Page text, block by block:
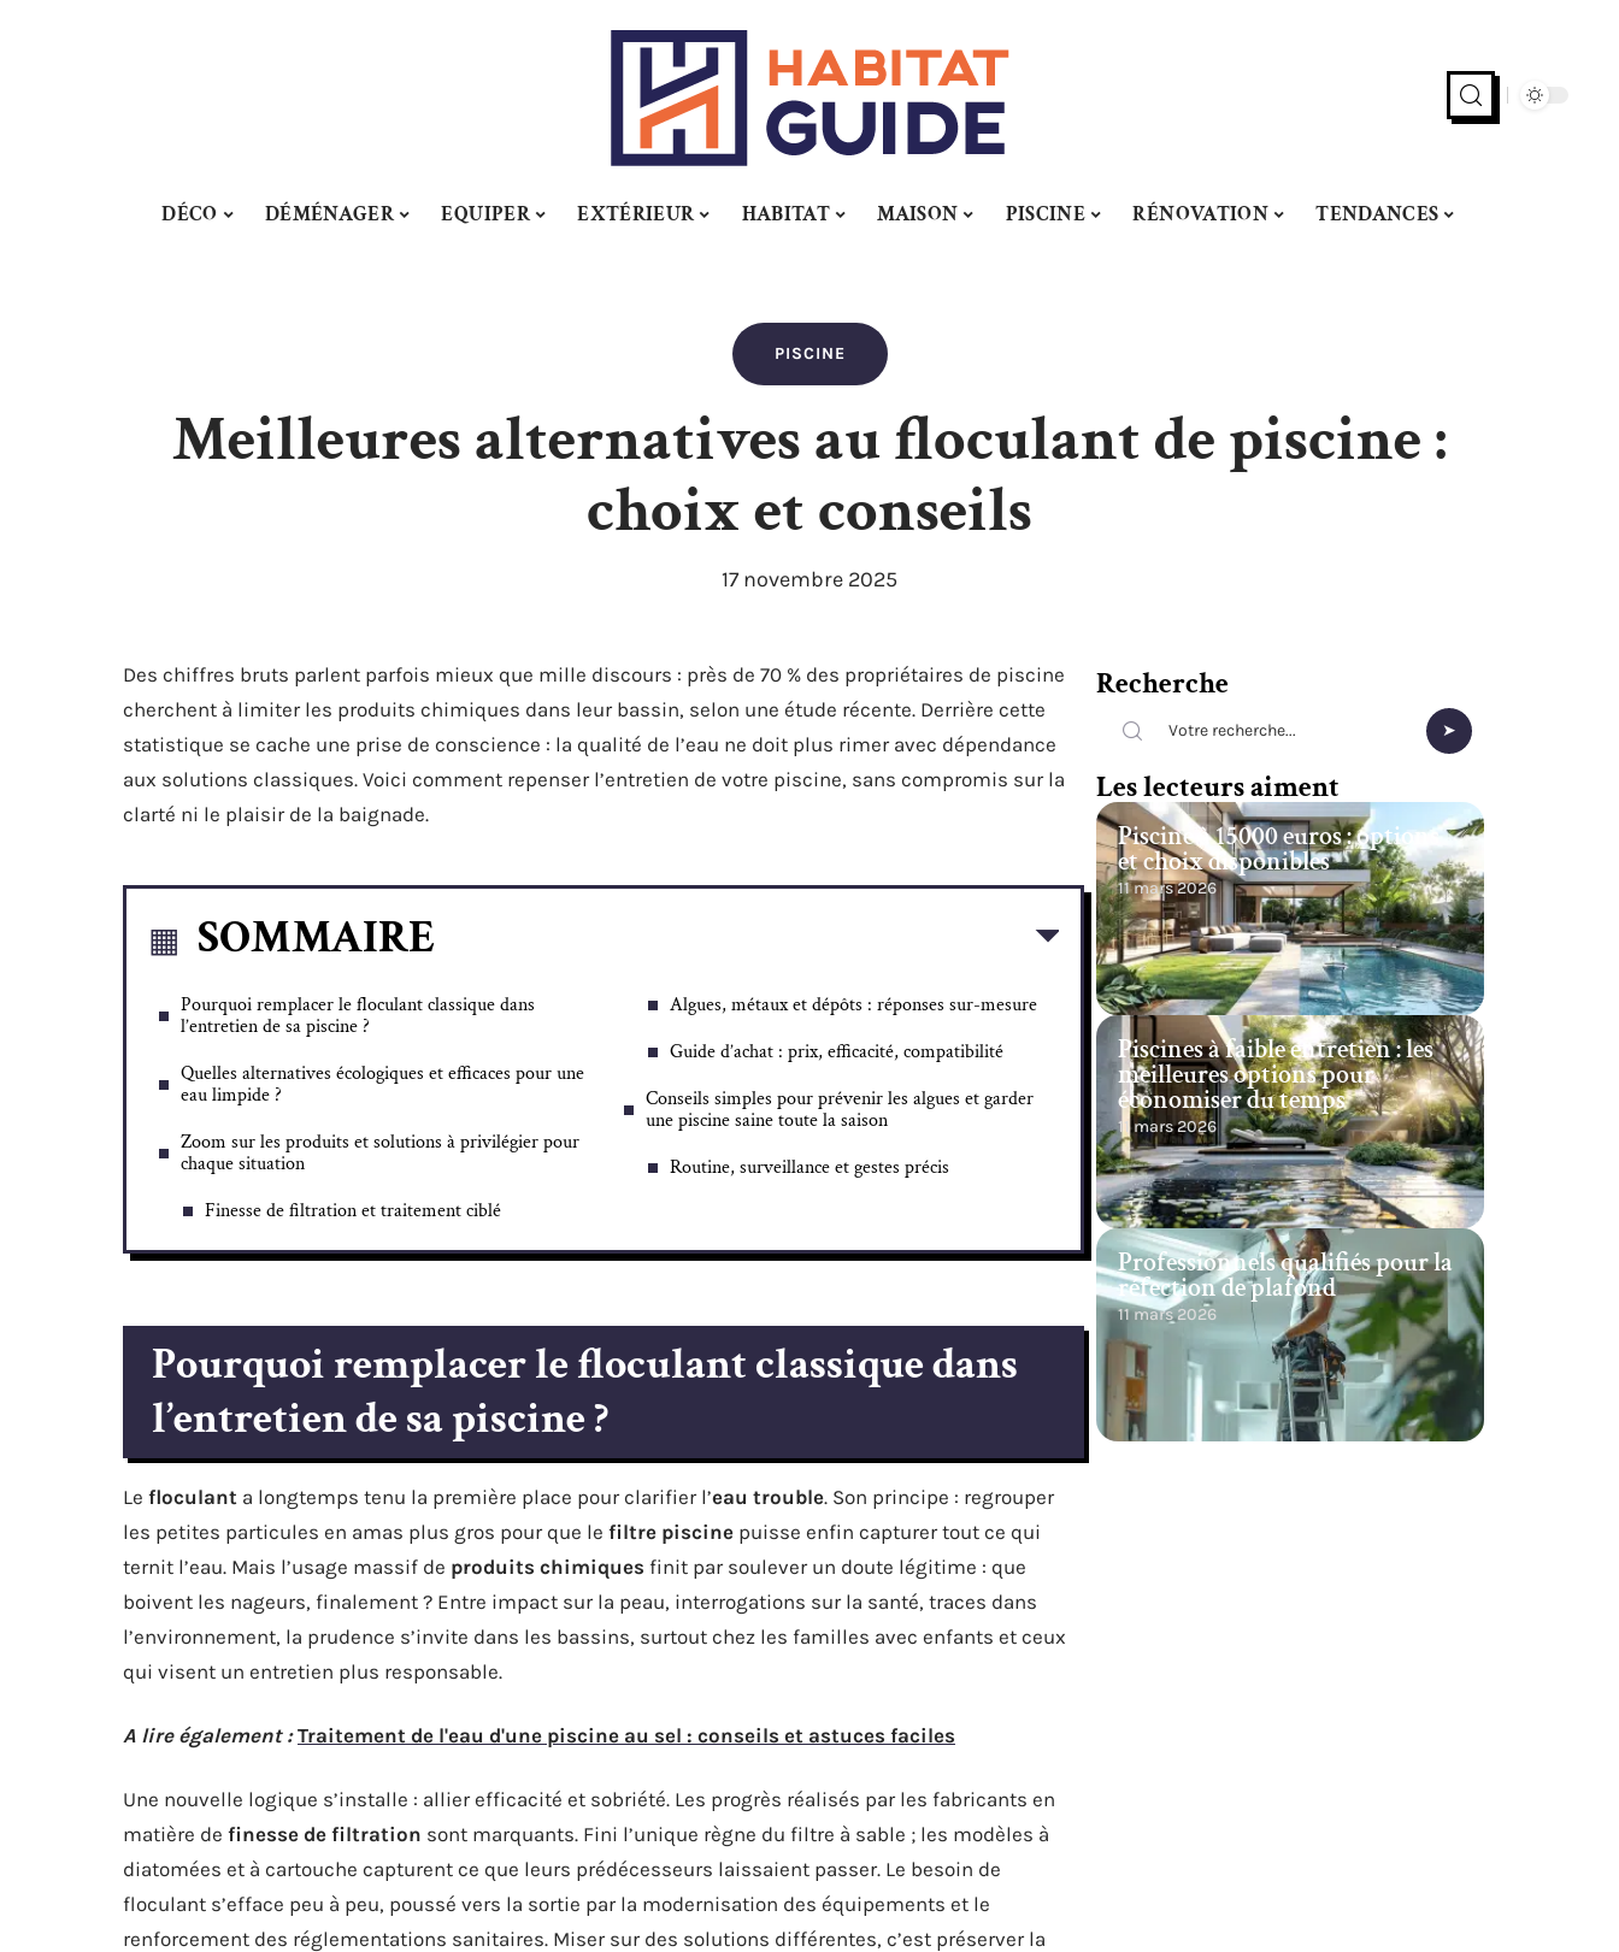
DÉCO DÉMÉNAGER EQUIPER EXTÉRIEUR HABITAT MAISON PISCINE RÉNOVATION TENDANCES
PISCINE
Meilleures alternatives au floculant de piscine :
choix et conseils
17 novembre 2025
Des chiffres bruts parlent parfois mieux que mille discours : près de 70 % des propriétaires de piscine
cherchent à limiter les produits chimiques dans leur bassin, selon une étude récente. Derrière cette
statistique se cache une prise de conscience : la qualité de l’eau ne doit plus rimer avec dépendance
aux solutions classiques. Voici comment repenser l’entretien de votre piscine, sans compromis sur la
clarté ni le plaisir de la baignade.
SOMMAIRE
Pourquoi remplacer le floculant classique dans
l’entretien de sa piscine ?
Quelles alternatives écologiques et efficaces pour une
eau limpide ?
Zoom sur les produits et solutions à privilégier pour
chaque situation
Finesse de filtration et traitement ciblé
Algues, métaux et dépôts : réponses sur-mesure
Guide d’achat : prix, efficacité, compatibilité
Conseils simples pour prévenir les algues et garder
une piscine saine toute la saison
Routine, surveillance et gestes précis
Pourquoi remplacer le floculant classique dans
l’entretien de sa piscine ?
Le floculant a longtemps tenu la première place pour clarifier l’eau trouble. Son principe : regrouper
les petites particules en amas plus gros pour que le filtre piscine puisse enfin capturer tout ce qui
ternit l’eau. Mais l’usage massif de produits chimiques finit par soulever un doute légitime : que
boivent les nageurs, finalement ? Entre impact sur la peau, interrogations sur la santé, traces dans
l’environnement, la prudence s’invite dans les bassins, surtout chez les familles avec enfants et ceux
qui visent un entretien plus responsable.
A lire également : Traitement de l'eau d'une piscine au sel : conseils et astuces faciles
Une nouvelle logique s’installe : allier efficacité et sobriété. Les progrès réalisés par les fabricants en
matière de finesse de filtration sont marquants. Fini l’unique règne du filtre à sable ; les modèles à
diatomées et à cartouche capturent ce que leurs prédécesseurs laissaient passer. Le besoin de
floculant s’efface peu à peu, poussé vers la sortie par la modernisation des équipements et le
renforcement des réglementations sanitaires. Miser sur des solutions différentes, c’est préserver la
Recherche
Les lecteurs aiment
Piscine à 15000 euros : options
et choix disponibles
11 mars 2026
Piscines à faible entretien : les
meilleures options pour
économiser du temps
11 mars 2026
Professionnels qualifiés pour la
réfection de plafond
11 mars 2026